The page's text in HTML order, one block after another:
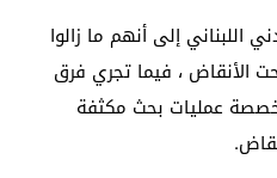
إلى أنهم ما زالوا
الأنقاض ، فيما تجري فرق
عمليات بحث مكثفة